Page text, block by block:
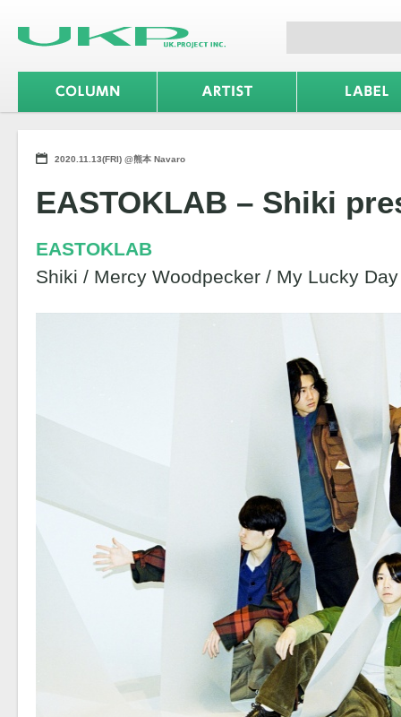
2020.11.13(FRI) @熊本 Navaro
EASTOKLAB – Shiki
EASTOKLAB
Shiki / Mercy Woodpecker / My Lucky Day